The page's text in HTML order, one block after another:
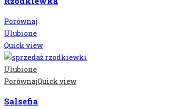
Porównaj
Ulubione
Quick view
Ulubione
PorównajQuick view
Salsefia